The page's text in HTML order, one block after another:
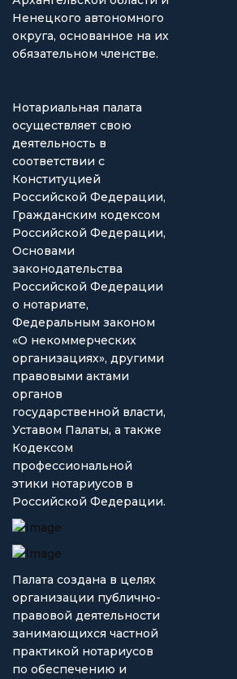
Ненецкого автономного
округа, основанное на их
обязательном членстве.
Нотариальная палата
осуществляет свою
деятельность в
соответствии с
Конституцией
Российской Федерации,
Гражданским кодексом
Российской Федерации,
Основами
законодательства
Российской Федерации
о нотариате,
Федеральным законом
«О некоммерческих
организациях», другими
правовыми актами
органов
государственной власти,
Уставом Палаты, а также
Кодексом
профессиональной
этики нотариусов в
Российской Федерации.
Палата создана в целях
организации публично-
правовой деятельности
занимающихся частной
практикой нотариусов
по обеспечению и